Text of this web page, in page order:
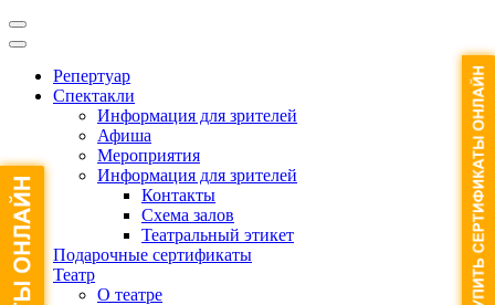
Репертуар
Спектакли
Информация для зрителей
Афиша
Мероприятия
Информация для зрителей
Контакты
Схема залов
Театральный этикет
Подарочные сертификаты
Театр
О театре